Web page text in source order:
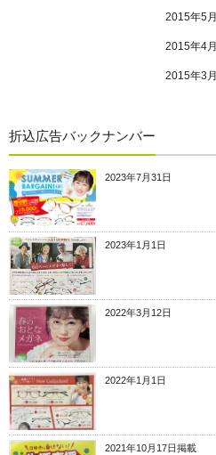
2015年5月
2015年4月
2015年3月
折込広告バックナンバー
2023年7月31日
2023年1月1日
2022年3月12日
2022年1月1日
2021年10月17日掲載